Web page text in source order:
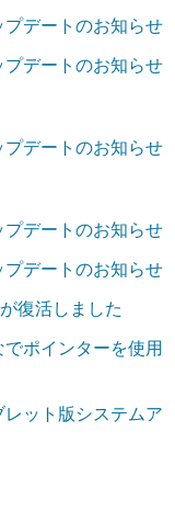
プデートのお知らせ
プデートのお知らせ
プデートのお知らせ
プデートのお知らせ
プデートのお知らせ
復活しました
でポインターを使用
レット版システムア